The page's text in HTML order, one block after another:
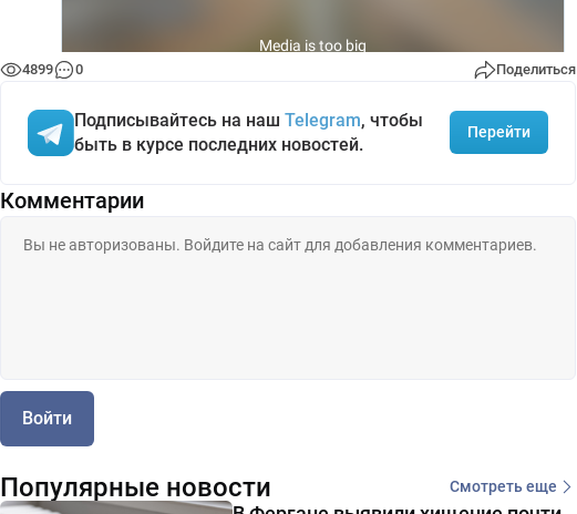
4899 0 Поделиться
Подписывайтесь на наш Telegram, чтобы
быть в курсе последних новостей.
Перейти
Комментарии
Войти
Популярные новости Смотреть еще